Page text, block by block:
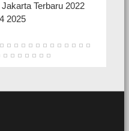
Terbaru 2022
2025